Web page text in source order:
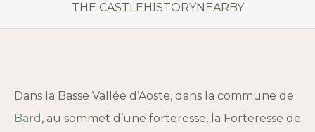
THE CASTLEHISTORYNEARBY
Dans la Basse Vallée d’Aoste, dans la commune de
Bard , au sommet d’une forteresse, la Forteresse de